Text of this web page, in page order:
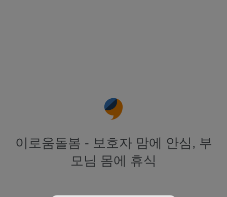
이로움돌봄 - 보호자 맘에 안심, 부
모님 몸에 휴식